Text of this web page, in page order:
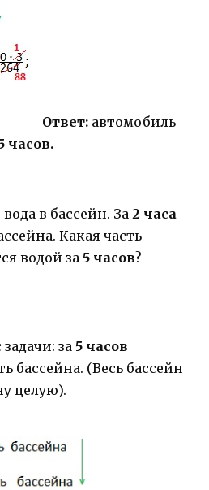
Ответ: автомобиль
часов.
в бассейн. За 2 часа
Какая часть
водой за 5 часов?
за 5 часов
бассейна. (Весь бассейн
целую).